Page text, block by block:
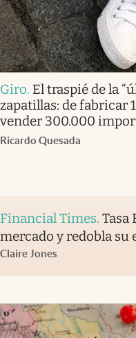
Giro. El traspié de la
zapatillas: de fabricar
vender 300.000
Ricardo Quesada
Financial Times. Tasa
mercado y redobla su
Claire Jones